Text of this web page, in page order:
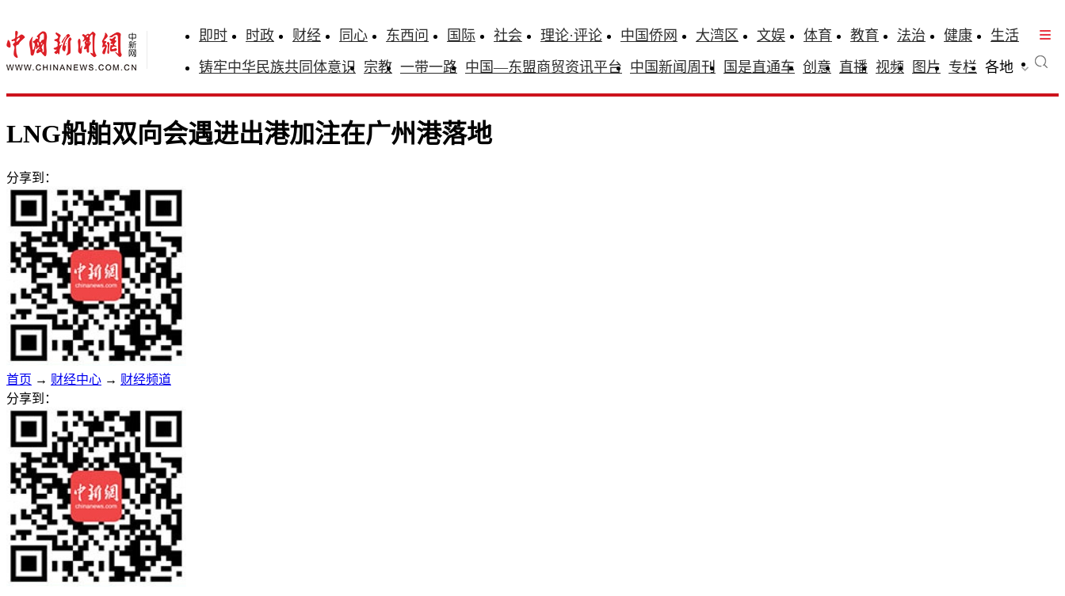
即时 时政 财经 同心 东西问 国际 社会 理论·评论 中国侨网 大湾区 文娱 体育 教育 法治 健康
生活
铸牢中华民族共同体意识 宗教 一带一路 中国—东盟商贸资讯平台 中国新闻周刊 国是直通车 创意 直播 视频 图片 专栏 各地
LNG船舶双向会遇进出港加注在广州港落地
分享到：
首页 → 财经中心 → 财经频道
分享到：